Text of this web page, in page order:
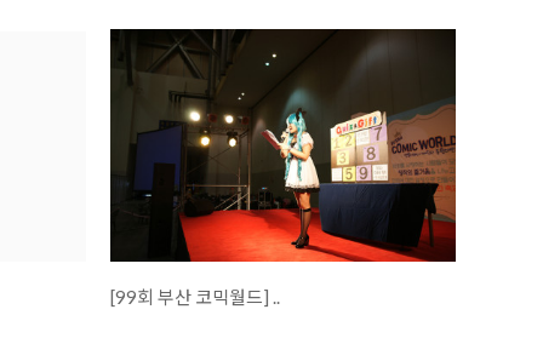
[99회 부산 코믹월드] ..